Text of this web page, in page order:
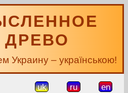
ДРЕВО
Украину – українською!
uk ru en